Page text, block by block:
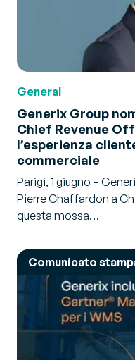
General
Generix Group
Chief Revenue
l’esperienza
commerciale
Parigi, 1 giugno –
Pierre Chaffardon a
questa mossa…
Comunicato